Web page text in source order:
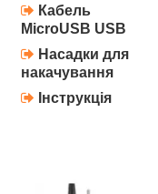
Кабель
MicroUSB USB
Насадки для
накачування
Інструкція